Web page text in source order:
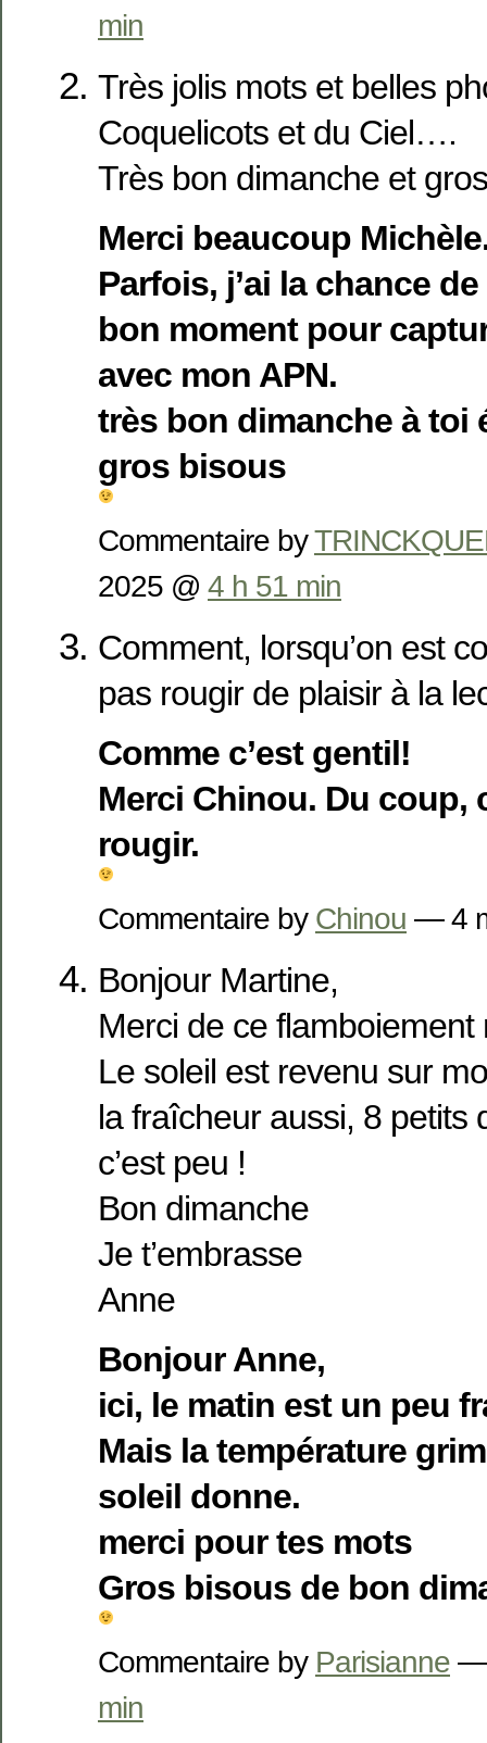
min
Très jolis mots et belles
Coquelicots et du Ciel….
Très bon dimanche et
Merci beaucoup
Parfois, j’ai la chance
bon moment pour
avec mon APN.
très bon dimanche à toi
gros bisous
Commentaire by
2025 @ 4 h 51 min
Comment, lorsqu’on est
pas rougir de plaisir à la
Comme c’est gentil!
Merci Chinou. Du coup,
rougir.
Commentaire by Chinou — 4
Bonjour Martine,
Merci de ce flamboiement
Le soleil est revenu sur
la fraîcheur aussi, 8 petits
c’est peu !
Bon dimanche
Je t’embrasse
Anne
Bonjour Anne,
ici, le matin est un peu
Mais la température
soleil donne.
merci pour tes mots
Gros bisous de bon
Commentaire by Parisianne —
min